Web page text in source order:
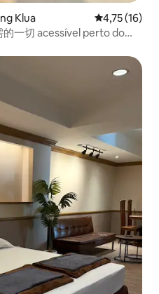
Klua 4,75 de uma
4,75 (16)
的一切 acessível perto do